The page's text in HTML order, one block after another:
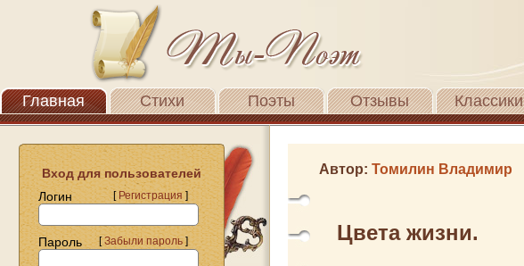
Главная Стихи Поэты Отзывы Классики
Вход для пользователей
Логин
[Регистрация]
Пароль [Забыли пароль]
Автор: Томилин Владимир
Цвета жизни.